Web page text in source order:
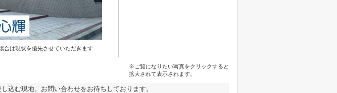
は現状を優先させていただきます
※ご覧になりたい写真をクリックすると
拡大されて表示されます。
込む現地。お問い合わせをお待ちしております。